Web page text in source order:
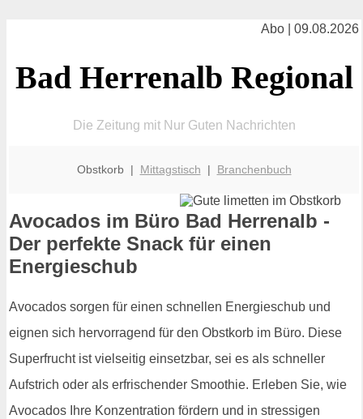
Abo | 09.08.2026
Bad Herrenalb Regional
Die Zeitung mit Nur Guten Nachrichten
Obstkorb | Mittagstisch | Branchenbuch
Avocados im Büro Bad Herrenalb -
Der perfekte Snack für einen
Energieschub
Avocados sorgen für einen schnellen Energieschub und
eignen sich hervorragend für den Obstkorb im Büro. Diese
Superfrucht ist vielseitig einsetzbar, sei es als schneller
Aufstrich oder als erfrischender Smoothie. Erleben Sie, wie
Avocados Ihre Konzentration fördern und in stressigen